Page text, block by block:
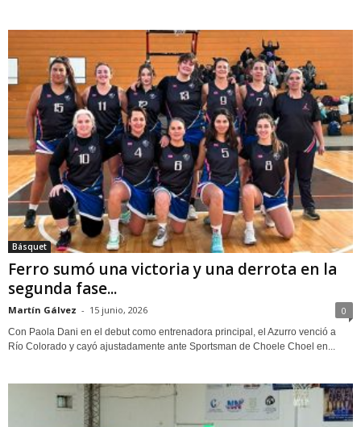
Básquet
Ferro sumó una victoria y una derrota en la
segunda fase...
Martín Gálvez - 15 junio, 2026 0
Con Paola Dani en el debut como entrenadora principal, el Azurro venció a
Río Colorado y cayó ajustadamente ante Sportsman de Choele Choel en...